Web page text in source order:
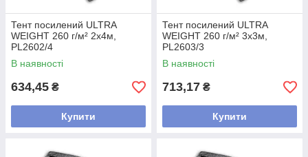
Тент посилений ULTRA
WEIGHT 260 г/м² 2х4м,
PL2602/4
В наявності
634,45 ₴
Купити
Тент посилений ULTRA
WEIGHT 260 г/м² 3х3м,
PL2603/3
В наявності
713,17 ₴
Купити